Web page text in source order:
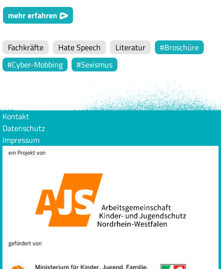
mehr erfahren
Fachkräfte Hate Speech Literatur
Broschüre
Cyber-Mobbing
Sexismus
Kontakt
Datenschutz
Impressum
ein Projekt von
gefördert von